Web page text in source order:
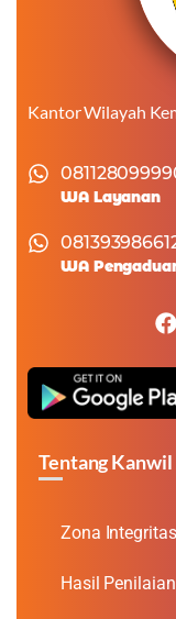
Kantor Wilayah
WA Layanan
WA
Tentang Kanwil
Zona Integritas
Hasil